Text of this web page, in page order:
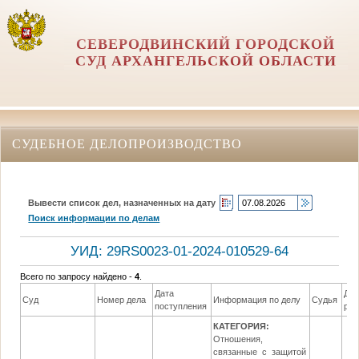
СЕВЕРОДВИНСКИЙ ГОРОДСКОЙ
СУД АРХАНГЕЛЬСКОЙ ОБЛАСТИ
СУДЕБНОЕ ДЕЛОПРОИЗВОДСТВО
Вывести список дел, назначенных на дату
Поиск информации по делам
УИД: 29RS0023-01-2024-010529-64
Всего по запросу найдено -4
Суд Номер дела
Дата
поступления
Информация по делу Судья
КАТЕГОРИЯ:
Отношения,
связанные с защитой